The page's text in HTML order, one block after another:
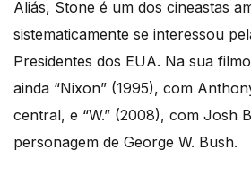
Aliás, Stone é um dos cineastas
sistematicamente se interessou
Presidentes dos EUA. Na sua
ainda “Nixon” (1995), com
central, e “W.” (2008), com Josh
personagem de George W. Bush.